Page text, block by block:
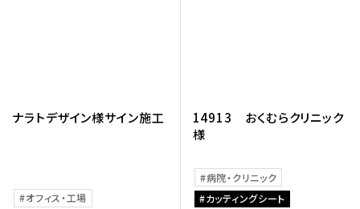
ナラトデザイン様サイン施工
オフィス・工場
14913 おくむらクリニック
様
病院・クリニック
カッティングシート